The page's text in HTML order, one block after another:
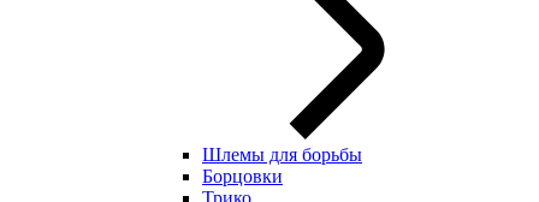
Шлемы для борьбы
Борцовки
Трико